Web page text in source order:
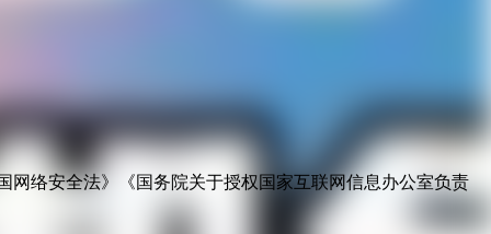
络安全法》《国务院关于授权国家互联网信息办公室负责